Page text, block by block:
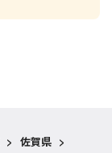
> 佐賀県 >